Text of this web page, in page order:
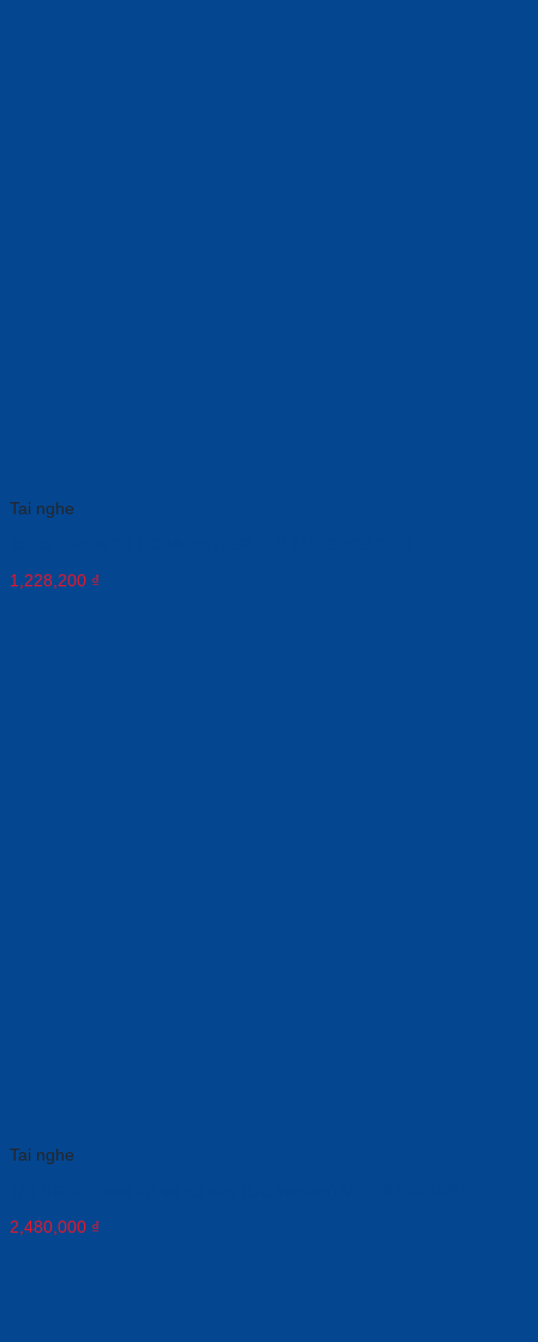
Tai nghe
1,228,200 ₫
Tai nghe
2,480,000 ₫